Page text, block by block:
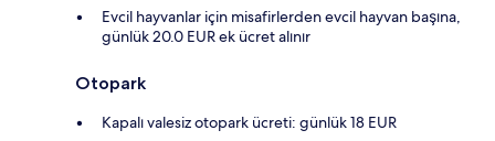
Evcil hayvanlar için misafirlerden evcil hayvan başına,
günlük 20.0 EUR ek ücret alınır
Otopark
Kapalı valesiz otopark ücreti: günlük 18 EUR